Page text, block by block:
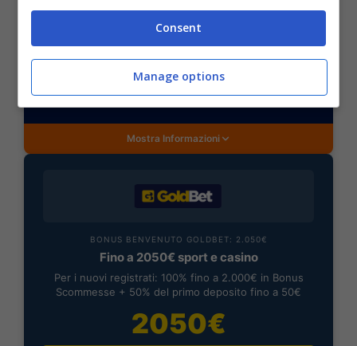
Bonus 50€ senza deposito sport + fino a 50€ di
bonus rimborso sul primo deposito
200€
Mostra Informazioni
BONUS BENVENUTO GOLDBET: 2.050€
Fino a 2050€ sport e casino
Per i nuovi registrati: 100% fino a 2.000€ in Bonus
Scommesse + 50% del primo deposito fino a 50€
2050€
Consent
Manage options